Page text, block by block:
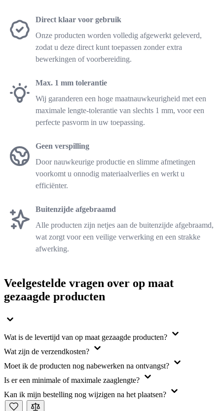
Direct klaar voor gebruik
Onze producten worden volledig afgewerkt geleverd,
zodat u deze direct kunt toepassen zonder extra
bewerkingen of voorbereiding.
Max. 1 mm tolerantie
Wij garanderen een hoge maatnauwkeurigheid met een
maximale lengte-tolerantie van slechts 1 mm, voor een
perfecte pasvorm in uw toepassing.
Geen verspilling
Door nauwkeurige productie en slimme afmetingen
voorkomt u onnodig materiaalverlies en werkt u
efficiënter.
Buitenzijde afgebraamd
Alle producten zijn netjes aan de buitenzijde afgebraamd,
wat zorgt voor een veilige verwerking en een strakke
afwerking.
Veelgestelde vragen over op maat
gezaagde producten
Wat is de levertijd van op maat gezaagde producten?
Wat zijn de verzendkosten?
Moet ik de producten nog nabewerken na ontvangst?
Is er een minimale of maximale zaaglengte?
Kan ik mijn bestelling nog wijzigen na het plaatsen?